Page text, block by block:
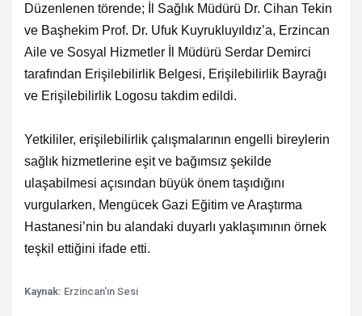
Düzenlenen törende; İl Sağlık Müdürü Dr. Cihan Tekin
ve Başhekim Prof. Dr. Ufuk Kuyrukluyıldız’a, Erzincan
Aile ve Sosyal Hizmetler İl Müdürü Serdar Demirci
tarafından Erişilebilirlik Belgesi, Erişilebilirlik Bayrağı
ve Erişilebilirlik Logosu takdim edildi.
Yetkililer, erişilebilirlik çalışmalarının engelli bireylerin
sağlık hizmetlerine eşit ve bağımsız şekilde
ulaşabilmesi açısından büyük önem taşıdığını
vurgularken, Mengücek Gazi Eğitim ve Araştırma
Hastanesi’nin bu alandaki duyarlı yaklaşımının örnek
teşkil ettiğini ifade etti.
Kaynak: Erzincan'ın Sesi